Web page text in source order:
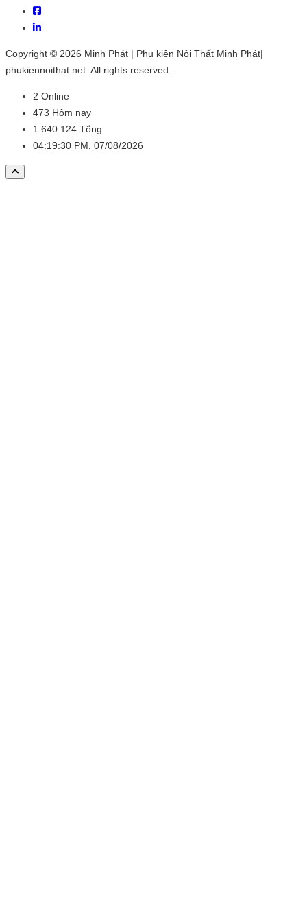
Copyright © 2026 Minh Phát | Phụ kiện Nội Thất Minh Phát|
phukiennoithat.net. All rights reserved.
2 Online
473 Hôm nay
1.640.124 Tổng
04:19:30 PM, 07/08/2026